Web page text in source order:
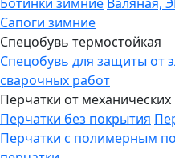
Сапоги зимние
Спецобувь термостойкая
Спецобувь для защиты от
сварочных работ
Перчатки от механических
Перчатки без покрытия
Перчатки с полимерным